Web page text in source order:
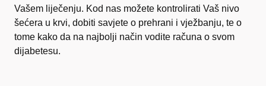
Vašem liječenju. Kod nas možete kontrolirati Vaš nivo
šećera u krvi, dobiti savjete o prehrani i vježbanju, te o
tome kako da na najbolji način vodite računa o svom
dijabetesu.